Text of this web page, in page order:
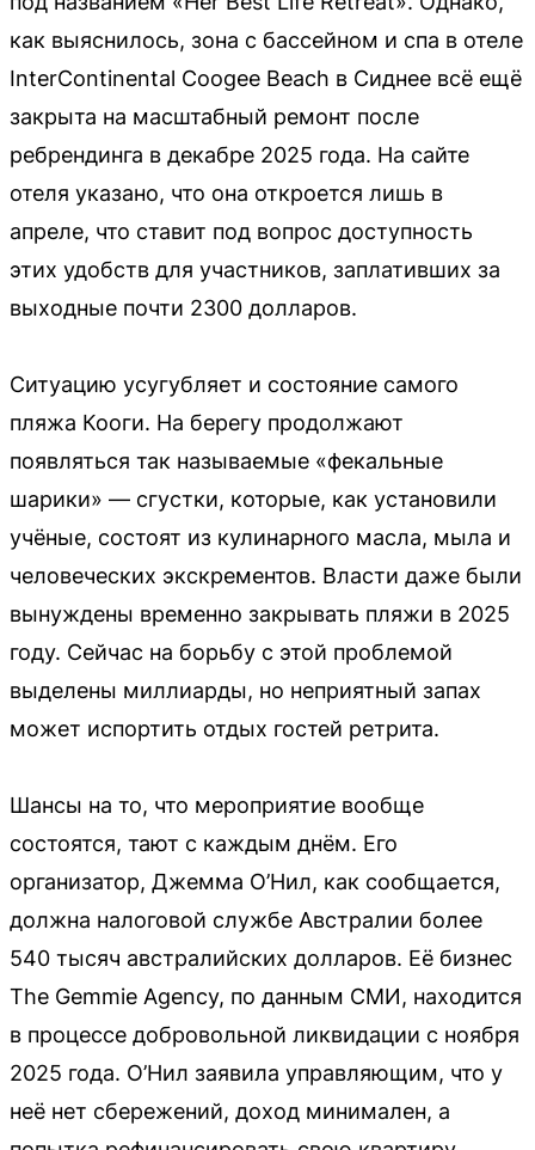
как выяснилось, зона с бассейном и спа в отеле
InterContinental Coogee Beach в Сиднее всё ещё
закрыта на масштабный ремонт после
ребрендинга в декабре 2025 года. На сайте
отеля указано, что она откроется лишь в
апреле, что ставит под вопрос доступность
этих удобств для участников, заплативших за
выходные почти 2300 долларов.
Ситуацию усугубляет и состояние самого
пляжа Кооги. На берегу продолжают
появляться так называемые «фекальные
шарики» — сгустки, которые, как установили
учёные, состоят из кулинарного масла, мыла и
человеческих экскрементов. Власти даже были
вынуждены временно закрывать пляжи в 2025
году. Сейчас на борьбу с этой проблемой
выделены миллиарды, но неприятный запах
может испортить отдых гостей ретрита.
Шансы на то, что мероприятие вообще
состоятся, тают с каждым днём. Его
организатор, Джемма О’Нил, как сообщается,
должна налоговой службе Австралии более
540 тысяч австралийских долларов. Её бизнес
The Gemmie Agency, по данным СМИ, находится
в процессе добровольной ликвидации с ноября
2025 года. О’Нил заявила управляющим, что у
неё нет сбережений, доход минимален, а